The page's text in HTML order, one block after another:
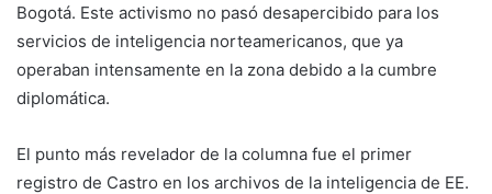
Bogotá. Este activismo no pasó desapercibido para los
servicios de inteligencia norteamericanos, que ya
operaban intensamente en la zona debido a la cumbre
diplomática.
El punto más revelador de la columna fue el primer
registro de Castro en los archivos de la inteligencia de EE.